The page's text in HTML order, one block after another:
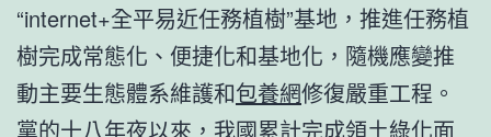
“internet+全平易近任務植樹”基地，推進任務植
樹完成常態化、便捷化和基地化，隨機應變推
動主要生態體系維護和包養網修復嚴重工程。
黨的十八年夜以來，我國累計完成領土綠化面